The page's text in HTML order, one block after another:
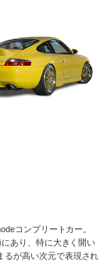
整備・メンテナンス工場
Report
コンプリートカー。
あり、特に大きく開い
るが高い次元で表現され